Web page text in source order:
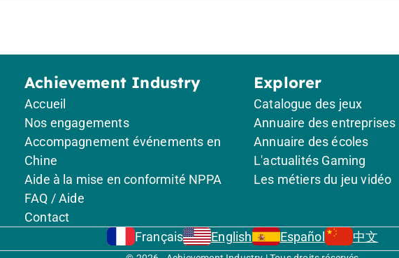
Achievement Industry
Accueil
Nos engagements
Accompagnement événements en
Chine
Aide à la mise en conformité NPPA
FAQ / Aide
Contact
Explorer
Catalogue des jeux
Annuaire des entreprises
Annuaire des écoles
L'actualités Gaming
Les métiers du jeu vidéo
Français English Español 中文